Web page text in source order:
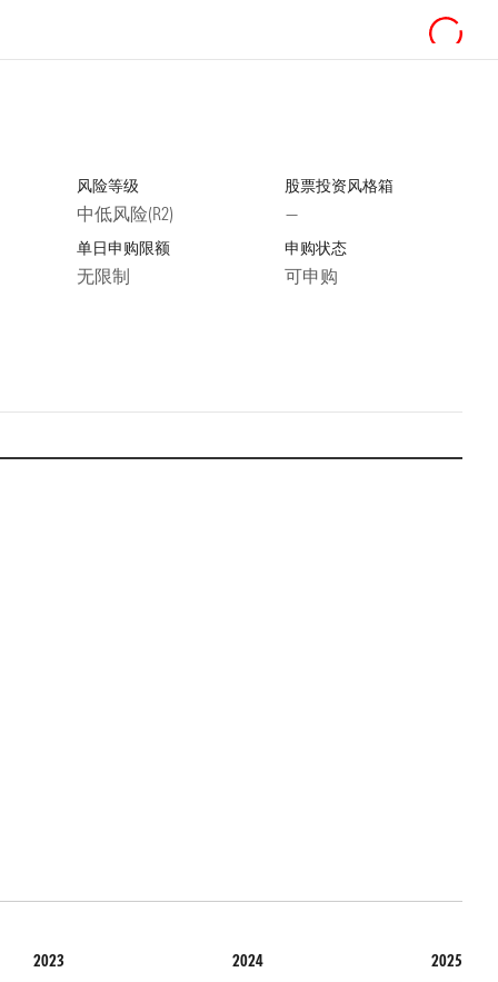
风险等级
中低风险(R2)
股票投资风格箱
—
单日申购限额
无限制
申购状态
可申购
2023 2024
2025